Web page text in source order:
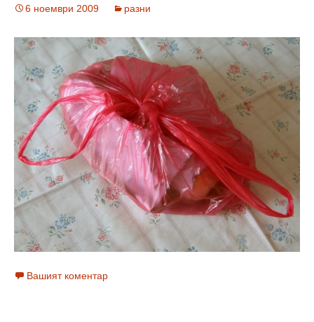
6 ноември 2009 разни
Вашият коментар